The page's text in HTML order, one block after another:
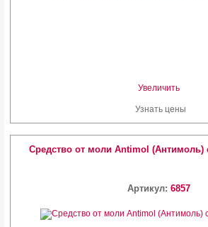
Увеличить
Узнать цены
Средство от моли Antimol (Антимоль)
Артикул: 6857